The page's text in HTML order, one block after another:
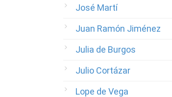
José Martí
Juan Ramón Jiménez
Julia de Burgos
Julio Cortázar
Lope de Vega